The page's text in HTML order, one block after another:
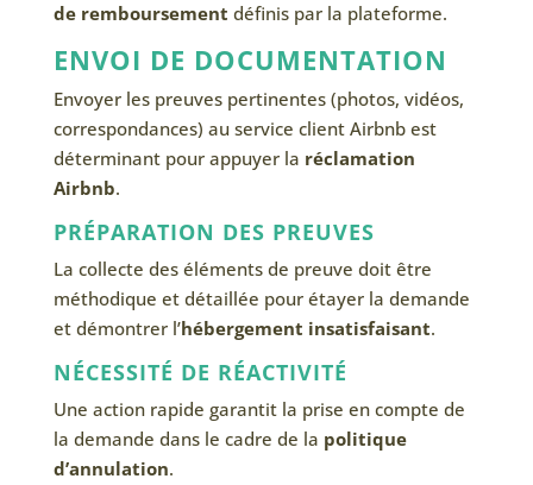
de remboursement définis par la plateforme.
ENVOI DE DOCUMENTATION
Envoyer les preuves pertinentes (photos, vidéos,
correspondances) au service client Airbnb est
déterminant pour appuyer la réclamation
Airbnb.
PRÉPARATION DES PREUVES
La collecte des éléments de preuve doit être
méthodique et détaillée pour étayer la demande
et démontrer l’hébergement insatisfaisant.
NÉCESSITÉ DE RÉACTIVITÉ
Une action rapide garantit la prise en compte de
la demande dans le cadre de la politique
d’annulation.